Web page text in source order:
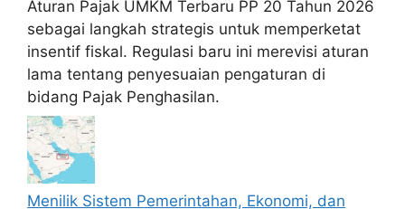
Aturan Pajak UMKM Terbaru PP 20 Tahun 2026
sebagai langkah strategis untuk memperketat
insentif fiskal. Regulasi baru ini merevisi aturan
lama tentang penyesuaian pengaturan di
bidang Pajak Penghasilan.
Menilik Sistem Pemerintahan, Ekonomi, dan